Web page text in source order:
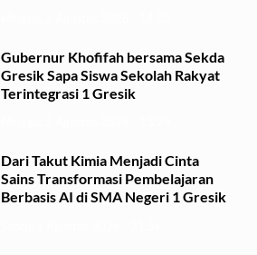
Gubernur Khofifah bersama Sekda
Gresik Sapa Siswa Sekolah Rakyat
Terintegrasi 1 Gresik
Dari Takut Kimia Menjadi Cinta
Sains Transformasi Pembelajaran
Berbasis AI di SMA Negeri 1 Gresik